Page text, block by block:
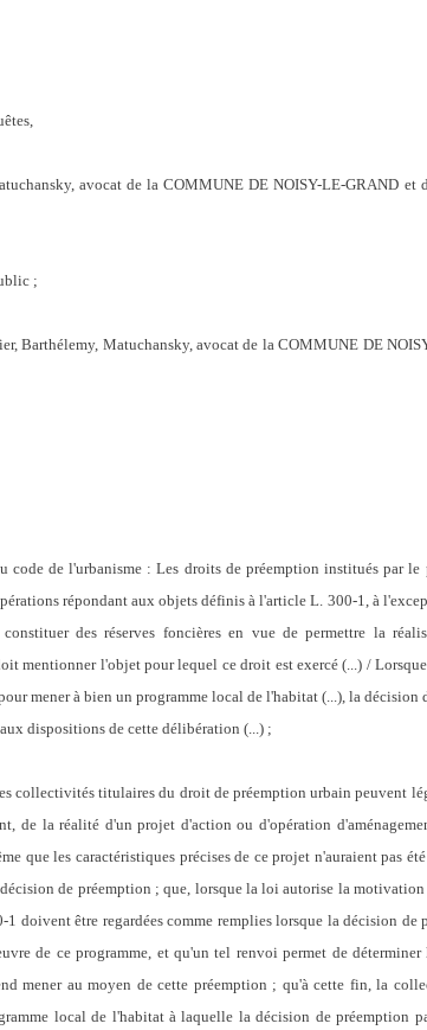
avocat de la COMMUNE DE NOISY-LE-GRAND et
;
Barthélemy, Matuchansky, avocat de la COMMUNE DE
code de l'urbanisme : Les droits de préemption institués par le
répondant aux objets définis à l'article L. 300-1, à
des réserves foncières en vue de permettre la
mentionner l'objet pour lequel ce droit est exercé (...) /
mener à bien un programme local de l'habitat (...), la
dispositions de cette délibération (...) ;
collectivités titulaires du droit de préemption urbain peuvent
de la réalité d'un projet d'action ou d'opération
que les caractéristiques précises de ce projet n'auraient pas
de préemption ; que, lorsque la loi autorise la
doivent être regardées comme remplies lorsque la décision de
de ce programme, et qu'un tel renvoi permet de
mener au moyen de cette préemption ; qu'à cette fin, la
local de l'habitat à laquelle la décision de préemption